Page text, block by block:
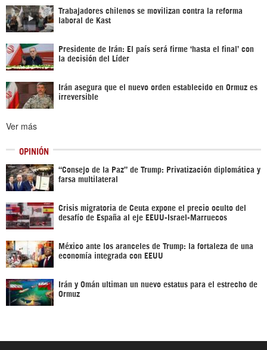
Trabajadores chilenos se movilizan contra la reforma
laboral de Kast
Presidente de Irán: El país será firme ‘hasta el final’ con
la decisión del Líder
Irán asegura que el nuevo orden establecido en Ormuz es
irreversible
Ver más
OPINIÓN
“Consejo de la Paz” de Trump: Privatización diplomática y
farsa multilateral
Crisis migratoria de Ceuta expone el precio oculto del
desafío de España al eje EEUU-Israel-Marruecos
México ante los aranceles de Trump: la fortaleza de una
economía integrada con EEUU
Irán y Omán ultiman un nuevo estatus para el estrecho de
Ormuz